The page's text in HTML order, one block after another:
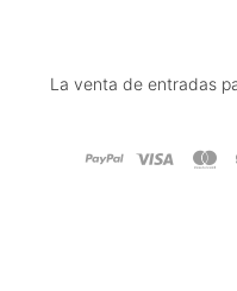
La venta de entradas